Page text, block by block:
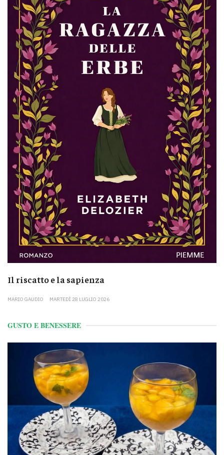
Il riscatto e la sapienza
MARIO GAUDIO MARTEDÌ 28 LUGLIO 2026
GUSTO E BENESSERE